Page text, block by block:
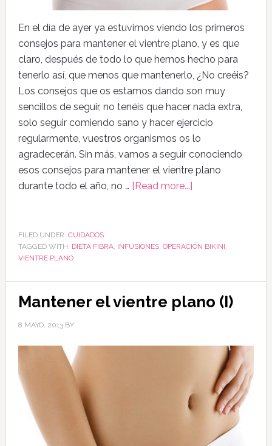
En el día de ayer ya estuvimos viendo los primeros
consejos para mantener el vientre plano, y es que
claro, después de todo lo que hemos hecho para
tenerlo así, que menos que mantenerlo, ¿No creéis?
Los consejos que os estamos dando son muy
sencillos de seguir, no tenéis que hacer nada extra,
solo seguir comiendo sano y hacer ejercicio
regularmente, vuestros organismos os lo
agradecerán. Sin más, vamos a seguir conociendo
esos consejos para mantener el vientre plano
durante todo el año, no … [Read more...]
FILED UNDER: CUIDADOS
TAGGED WITH: DIETA FIBRA, INFUSIONES, OPERACIÓN BIKINI
VIENTRE PLANO
Mantener el vientre plano (I)
8 MAYO, 2013BY